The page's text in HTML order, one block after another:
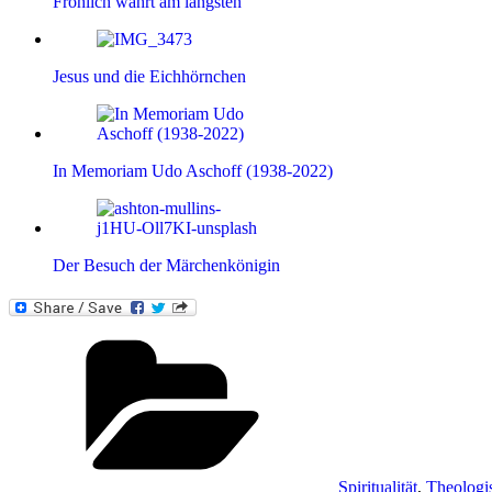
Jesus und die Eichhörnchen
In Memoriam Udo Aschoff (1938-2022)
Der Besuch der Märchenkönigin
Spiritualität,